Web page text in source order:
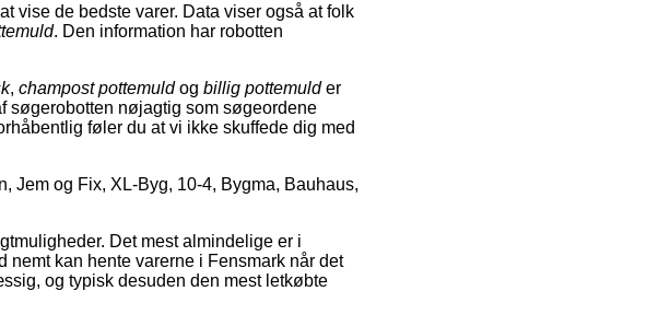
vise de bedste varer. Data viser også at folk
. Den information har robotten
, champost pottemuldog billig pottemulder
søgerobotten nøjagtig som søgeordene
føler du at vi ikke skuffede dig med
Jem og Fix, XL-Byg, 10-4, Bygma, Bauhaus,
Det mest almindelige er i
nemt kan hente varerne i Fensmark når det
og typisk desuden den mest letkøbte